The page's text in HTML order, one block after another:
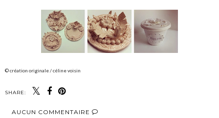
© création originale / céline voisin
SHARE:
AUCUN COMMENTAIRE